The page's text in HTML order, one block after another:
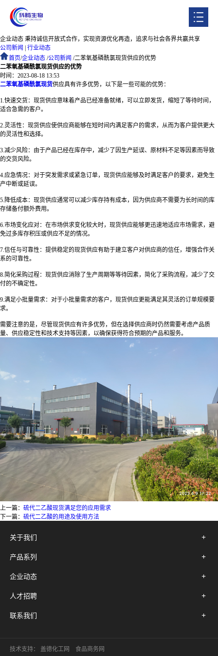
首页
关于我们
企业实力
人才招聘
企业动态
联系我们
ENGLISH
企业动态 秉持诚信开放式合作，实现资源优化再造，追求与社会各界共赢共享
公司新闻
行业动态
首页/企业动态 /公司新闻 /二苯氧基磷酰氯现货供应的优势
二苯氧基磷酰氯现货供应的优势
时间：2023-08-18 13:53
二苯氧基磷酰氯现货供应具有许多优势，以下是一些可能的优势：
1.快速交货：现货供应意味着产品已经准备就绪，可以立即发货，缩短了等待时间，
适合急需的客户。
2.灵活性：现货供应使供应商能够在短时间内满足客户的需求，从而为客户提供更大
的灵活性和选择。
3.减少风险：由于产品已经在库存中，减少了因生产延误、原材料不足等因素而导致
的交货风险。
4.应急情况：对于突发需求或紧急订单，现货供应能够及时满足客户的要求，避免生
产中断或延误。
5. 降低成本：现货供应通常可以减少库存持有成本，因为供应商不需要为长时间的库
存储备付额外费用。
6.市场变化应对：在市场供求变化较大时，现货供应能够更迅速地适应市场需求，避
免过多库存积压或供应不足的情况。
7.信任与可靠性：提供稳定的现货供应有助于建立客户对供应商的信任，增强合作关
系的可靠性。
8.简化采购过程：现货供应消除了生产周期等等待因素，简化了采购流程，减少了交
付的不确定性。
9.满足小批量需求：对于小批量需求的客户，现货供应更能满足其灵活的订单规模要
求。
需要注意的是，尽管现货供应有许多优势，但在选择供应商时仍然需要考虑产品质
量、供应稳定性和技术支持等因素，以确保获得符合预期的产品和服务。
上一篇： 硫代二乙酸现货满足您的应用需求
下一篇： 硫代二乙酸的用途及使用方法
关于我们
产品系列
企业动态
人才招聘
联系我们
技术支持： 盖德化工网 食品商务网